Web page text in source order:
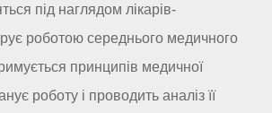
під наглядом лікарів-
роботою середнього медичного
принципів медичної
роботу і проводить аналіз її